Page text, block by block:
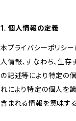
1. 個人情報の定義
本プライバシーポリシ
人情報、すなわち、生
の記述等により特定の
れにより特定の個人を
含まれる情報を意味する